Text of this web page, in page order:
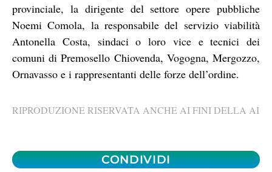
provinciale, la dirigente del settore opere pubbliche
Noemi Comola, la responsabile del servizio viabilità
Antonella Costa, sindaci o loro vice e tecnici dei
comuni di Premosello Chiovenda, Vogogna, Mergozzo,
Ornavasso e i rappresentanti delle forze dell’ordine.
RIPRODUZIONE RISERVATA ANCHE AI FINI DELLA AI
CONDIVIDI